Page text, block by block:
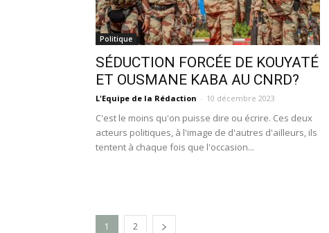
Politique
SÉDUCTION FORCÉE DE KOUYATÉ
ET OUSMANE KABA AU CNRD?
L'Equipe de la Rédaction - 10 décembre 2023
C'est le moins qu'on puisse dire ou écrire. Ces deux
acteurs politiques, à l'image de d'autres d'ailleurs, ils
tentent à chaque fois que l'occasion...
1 2